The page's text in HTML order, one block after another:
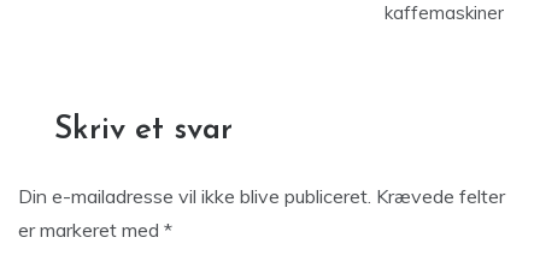
kaffemaskiner
Skriv et svar
Din e-mailadresse vil ikke blive publiceret. Krævede felter
er markeret med *